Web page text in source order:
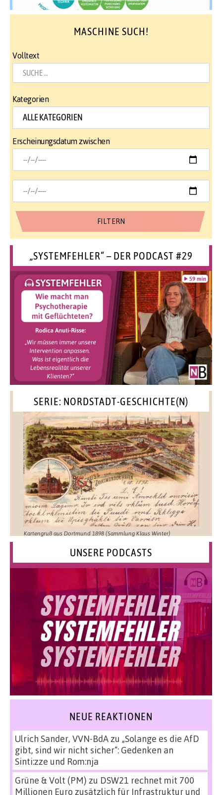
MASCHINE SUCH!
Volltext
Kategorien
Erscheinungsdatum zwischen
„SYSTEMFEHLER“ – DER PODCAST #29
SERIE: NORDSTADT-GESCHICHTE(N)
Kartengruß aus Dortmund 1898 (Sammlung Klaus Winter)
UNSERE PODCASTS
NEUE REAKTIONEN
Ulrich Sander, VVN-BdAzu „Solange es die AfD
gibt, sind wir nicht sicher“: Gedenken an
Sinti:zze und Rom:nja
Grüne & Volt (PM) zu DSW21 rechnet mit 700
Millionen Euro zusätzlich für Infrastruktur und